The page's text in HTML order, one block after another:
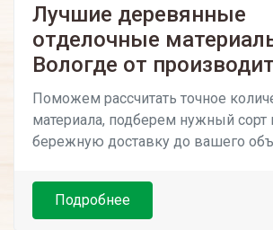
Лучшие деревянные
отделочные
Вологде от
Поможем рассчитать точное
материала, подберем нужный сорт
бережную доставку до вашего
Подробнее